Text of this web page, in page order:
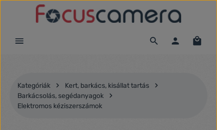
Ugrás a fő tartalomra
Kategóriák
Kert, barkács, kisállat tartás
Barkácsolás, segédanyagok
Elektromos kéziszerszámok